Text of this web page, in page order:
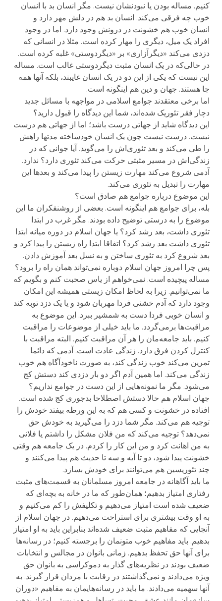
کنیم. مساله بودن یا نبودنشان نیست. مگر انسان بد با انسان
خوب چه فرقی می‌کند. انسان بد هم در دلش مهر دارد و
انسان خوب هم خشونت در درونش وجود دارد. اما در وجود
افراد یک میل، دیگری را مهار کرده است. مثلا در انسانی که
دزدی می‌کند «دیگرآزاری» بر «دیگردوستی» غلبه کرده است.
در حالی‌که در یک انسان مثبت دیگردوستی غالب است. مساله
این نیست که یکی از این دو در یک انسان غایبند، بلکه آنها همه
جا هستند. جهان و دین هم اینگونه است.
اما برخی معتقدند جوامع اسلامی در مواجهه با مسائل جدید
دچار فقر تئوریک شده‌اند، شما این دیدگاه را قبول دارید؟
این دیدگاه شاید از جهاتی درست باشد؛ اما از جهاتی هم درست
نیست. درست نیست چون یک انسان خودساخته مدتها راهش
را طی می‌کند و بعد تئوری‌اش را می‌گوید. آیا جوانی که در
زندگی‌اش در مسیر مثبتی حرکت می‌کند تئوری دارد؟ ندارد.
آدمی شروع می‌کند مهارت زیستن را پیدا می‌کند و بعدها این
مهارت را تبدیل به تئوری می‌کند.
این موضوع درباره جوامع هم صادق است؟
بله، برای جوامع هم اینگونه است. بعضی از روشنفکران ما این
موضوع را به درستی توضیح داده بودند. مگر غرب در ابتدا
تئوری داشت، بعد رشد کرد؟ یا جهان اسلام در دوره میانه ابتدا
تئوری داشت بعد رشد کرد؟ اتفاقا ابتدا راه زیستن را پیدا کرد و
بعد شروع کرد به تئوری ساختن و به نسل بعد آموزش دادن.
پس چرا امروز جهان اسلام دوباره نمی‌تواند همان راه را برود؟
مساله پیچیده است. نمی‌خواهم از یاس صحبت کنم و بگویم که
ما نمی‌توانیم. زیرا به لحاظ امکان زیستی همیشه این امکان
وجود دارد که آدم خشنی فردا مهربان شود و یا یک دزد توبه کند
و انسان خوبی فردا دست به شمشیر ببرد. این موضوع به
مراقبت‌ها برمی‌گردد. ما باید خیلی از موضوعات را مراقبت
کنیم. باید جامعه‌مان را هر آن مراقبت کنیم. البته مراقبت با
کنترل کردن فرق دارد. زندگی عادت است. آدمی که دائما
تمرین می‌کند خوب زندگی کند، به صورت ناخود‌آگاه هم خوب
زندگی می‌کند. اما همین آدم اگر دو بار دزدی کند دستش کج
می‌شود. مگر ما نمونه‌هایی از این دست در جوامع نداریم؟
جهان اسلام هم حالا دستش اصطلاحا بدجوری کج شده است.
افتاده در خشونت و کسی هم که به این ورطه بیفتد خودش را
توجیه هم می‌کند. مگر شما دزد را می‌گیرید به خودش حق
نمی‌دهد؟ توجیه می‌کند که من فلان مشکل را داشتم یا فلانی
به من اهانت کرد و من این کار را کردم. در یک جامعه هم وقتی
خشونت پیدا شود، دو تا آیه و سه تا حدیث هم پیدا می‌کنند و
چند تئوریسین هم می‌توانند برای خودش بسازد.
ما باید آگاهانه در جامعه امروز مسلمانان به قسمت‌های مثبت
رفتاری امتیاز بدهیم؛ همان‌طور که ما در خانه به بچه‌ای که
ضعیف شده است امتیاز می‌دهیم و تکلیفش را کم می‌کنیم و
به او وقت بیشتری برای استراحت می‌دهیم. در جهان اسلام از
آنجایی که مفاهیم مثبت ضعیف شده‌اند بنابراین باید به او امتیاز
بدهیم. باید مفاهیم خوب متونمان را برجسته کنیم؛ در رسانه‌ها
برای آنها حق تحفظ بدهیم. زمانی بانوان در مجالس و انتخابات
ضعیف بودند در نظریه‌های گذار به دموکراسی به بانوان حق
ویژه می‌دادند و نمی‌گذاشتند در رقابت با مردان قرار گیرند. به
آنها سهمیه می‌دادند. ما باید در رسانه‌هایمان به مفاهیم «دوران